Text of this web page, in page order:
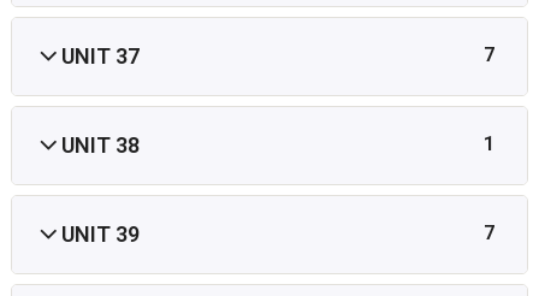
UNIT 37 7
UNIT 38 1
UNIT 39 7